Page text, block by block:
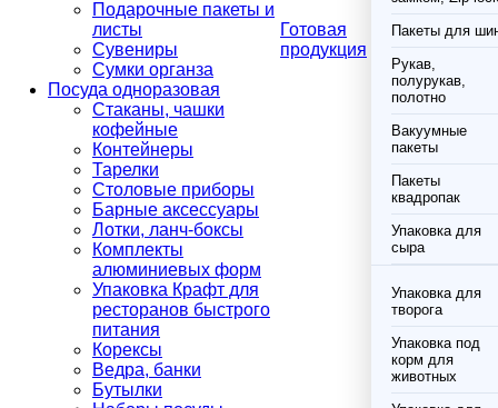
Подарочные пакеты и
листы
Сувениры
Сумки органза
Посуда одноразовая
Стаканы, чашки
кофейные
Контейнеры
Тарелки
Столовые приборы
Барные аксессуары
Лотки, ланч-боксы
Комплекты
алюминиевых форм
Упаковка Крафт для
ресторанов быстрого
питания
Корексы
Ведра, банки
Бутылки
Готовая
продукция
Пакеты для
Рукав,
полурукав,
полотно
Вакуумные
пакеты
Пакеты
квадропак
Упаковка для
сыра
Упаковка для
творога
Упаковка под
корм для
животных